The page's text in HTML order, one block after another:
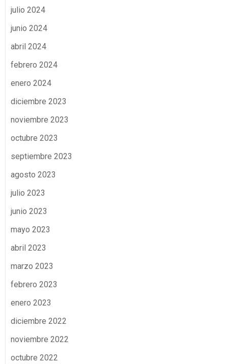
julio 2024
junio 2024
abril 2024
febrero 2024
enero 2024
diciembre 2023
noviembre 2023
octubre 2023
septiembre 2023
agosto 2023
julio 2023
junio 2023
mayo 2023
abril 2023
marzo 2023
febrero 2023
enero 2023
diciembre 2022
noviembre 2022
octubre 2022